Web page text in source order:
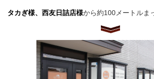
タカぎ様、西友日詰店様から約100メートルま